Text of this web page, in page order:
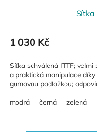
Síťka
1 030 Kč
Síťka schválená ITTF;
a praktická manipulace
gumovou podložkou;
modrá černá zelená